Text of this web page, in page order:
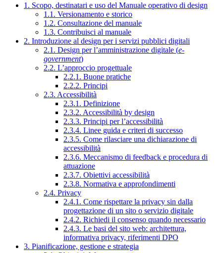
1. Scopo, destinatari e uso del Manuale operativo di design
1.1. Versionamento e storico
1.2. Consultazione del manuale
1.3. Contribuisci al manuale
2. Introduzione al design per i servizi pubblici digitali
2.1. Design per l’amministrazione digitale (e-
government)
2.2. L’approccio progettuale
2.2.1. Buone pratiche
2.2.2. Principi
2.3. Accessibilità
2.3.1. Definizione
2.3.2. Accessibilità by design
2.3.3. Principi per l’accessibilità
2.3.4. Linee guida e criteri di successo
2.3.5. Come rilasciare una dichiarazione di
accessibilità
2.3.6. Meccanismo di feedback e procedura di
attuazione
2.3.7. Obiettivi accessibilità
2.3.8. Normativa e approfondimenti
2.4. Privacy
2.4.1. Come rispettare la privacy sin dalla
progettazione di un sito o servizio digitale
2.4.2. Richiedi il consenso quando necessario
2.4.3. Le basi del sito web: architettura,
informativa privacy, riferimenti DPO
3. Pianificazione, gestione e strategia